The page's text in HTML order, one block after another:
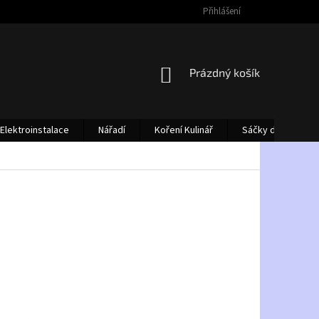
Přihlášení
NÁKUPNÍ
Prázdný košík
Elektroinstalace Nářadí Koření Kulinář
Sáčky do